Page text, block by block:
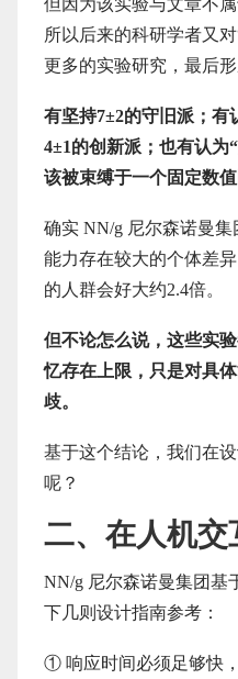
但因为该实验与文章不
所以后来的科研学者又
更多的实验研究，最后形
有坚持7±2的守旧派；有
4±1的创新派；也有认为
该被束缚于一个固定数值
确实 NN/g 尼尔森诺曼
能力存在较大的个体差
的人群会好大约2.4倍。
但不论怎么说，这些实
忆存在上限， 只是对具
歧。
基于这个结论，我们在
呢？
二、在人机交
NN/g 尼尔森诺曼集团基
下几则设计指南参考：
① 响应时间必须足够快